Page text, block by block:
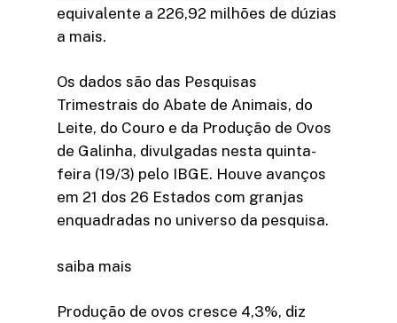
equivalente a 226,92 milhões de dúzias
a mais.
Os dados são das Pesquisas
Trimestrais do Abate de Animais, do
Leite, do Couro e da Produção de Ovos
de Galinha, divulgadas nesta quinta-
feira (19/3) pelo IBGE. Houve avanços
em 21 dos 26 Estados com granjas
enquadradas no universo da pesquisa.
saiba mais
Produção de ovos cresce 4,3%, diz